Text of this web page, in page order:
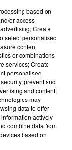
based on
or access
Create
select personalised
content
or combinations
services; Create
personalised
prevent and
and content;
may
data to offer
actively
combine data from
based on